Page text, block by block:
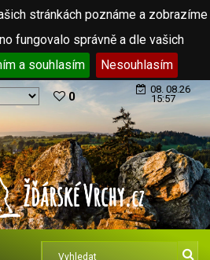
stránkách poznáme a zobrazíme
fungovalo správně a dle vašich
a souhlasím Nesouhlasím
0
08. 08.26
15:57